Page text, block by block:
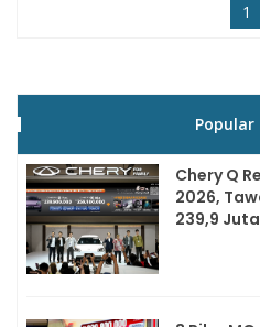
1
Popular
Chery Q
2026,
239,9 Juta